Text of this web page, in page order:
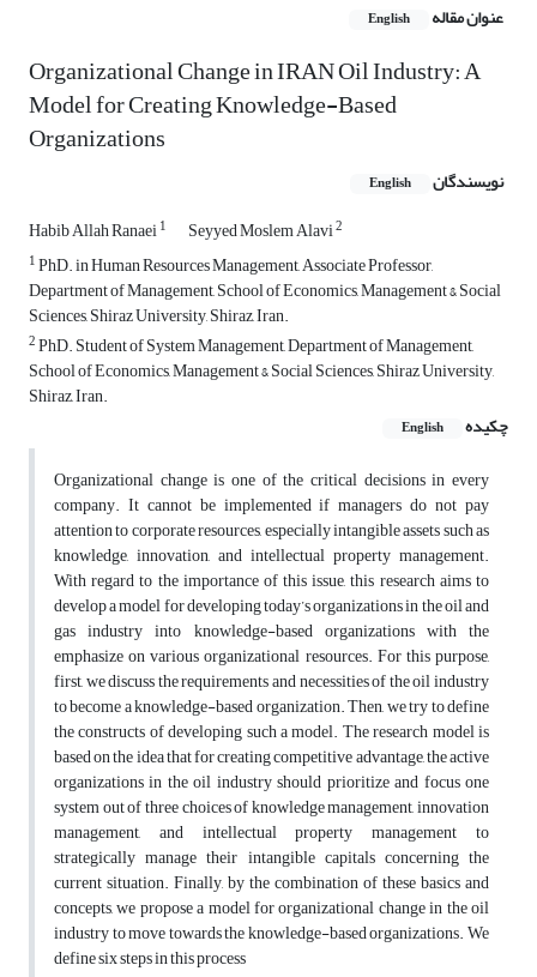
عنوان مقاله English
Organizational Change in IRAN Oil Industry: A
Model for Creating Knowledge-Based
Organizations
نویسندگان English
Habib Allah Ranaei1 Seyyed Moslem Alavi2
1PhD. in Human Resources Management, Associate Professor,
Department of Management, School of Economics, Management & Social
Sciences, Shiraz University, Shiraz, Iran.
2PhD. Student of System Management, Department of Management,
School of Economics, Management & Social Sciences, Shiraz University,
Shiraz, Iran.
چکیده
English
Organizational change is one of the critical decisions in every
company. It cannot be implemented if managers do not pay
attention to corporate resources, especially intangible assets such as
knowledge, innovation, and intellectual property management.
With regard to the importance of this issue, this research aims to
develop a model for developing today’s organizations in the oil and
gas industry into knowledge-based organizations with the
emphasize on various organizational resources. For this purpose,
first, we discuss the requirements and necessities of the oil industry
to become a knowledge-based organization. Then, we try to define
the constructs of developing such a model. The research model is
based on the idea that for creating competitive advantage, the active
organizations in the oil industry should prioritize and focus one
system out of three choices of knowledge management, innovation
management, and intellectual property management to
strategically manage their intangible capitals concerning the
current situation. Finally, by the combination of these basics and
concepts, we propose a model for organizational change in the oil
industry to move towards the knowledge-based organizations. We
define six steps in this process